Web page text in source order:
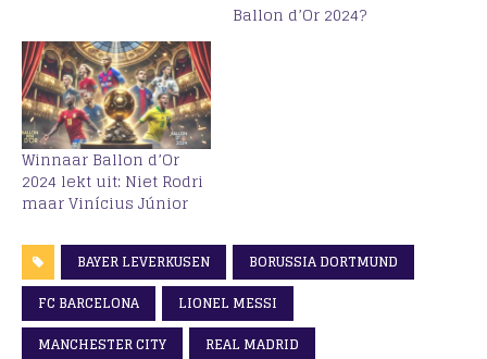
Ballon d’Or 2024?
Winnaar Ballon d’Or
2024 lekt uit: Niet Rodri
maar Vinícius Júnior
BAYER LEVERKUSEN
BORUSSIA DORTMUND
FC BARCELONA
LIONEL MESSI
MANCHESTER CITY
REAL MADRID